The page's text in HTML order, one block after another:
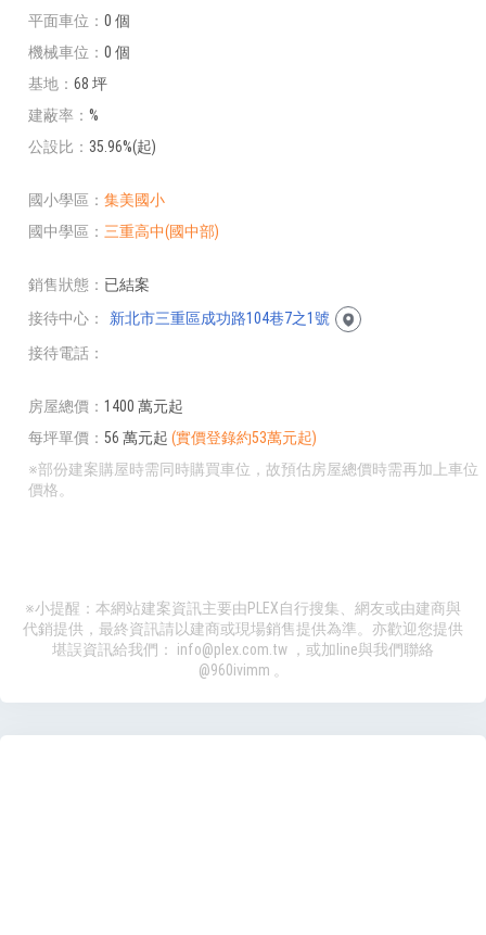
平面車位
0 個
機械車位
0 個
基地
68 坪
建蔽率
%
公設比
35.96%(起)
國小學區
集美國小
國中學區
三重高中(國中部)
銷售狀態
已結案
接待中心
新北市三重區成功路104巷7之1號
接待電話
房屋總價
1400 萬元起
每坪單價
56 萬元起(實價登錄約53萬元起)
※部份建案購屋時需同時購買車位，故預估房屋總價時需再加上車位
價格。
※小提醒：本網站建案資訊主要由PLEX自行搜集、網友或由建商與
代銷提供，最終資訊請以建商或現場銷售提供為準。亦歡迎您提供
堪誤資訊給我們： info@plex.com.tw ，或加line與我們聯絡
@960ivimm 。